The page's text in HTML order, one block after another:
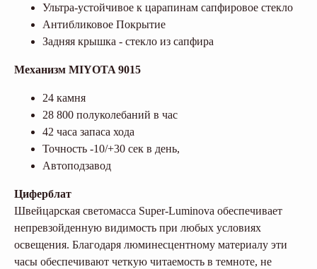
Ультра-устойчивое к царапинам сапфировое стекло
Антибликовое Покрытие
Задняя крышка - стекло из сапфира
Механизм MIYOTA 9015
24 камня
28 800 полуколебаний в час
42 часа запаса хода
Точность -10/+30 сек в день,
Автоподзавод
Циферблат
Швейцарская светомасса Super-Luminova обеспечивает
непревзойденную видимость при любых условиях
освещения. Благодаря люминесцентному материалу эти
часы обеспечивают четкую читаемость в темноте, не